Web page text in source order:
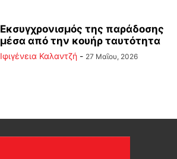
Εκσυγχρονισμός της παράδοσης
μέσα από την κουήρ ταυτότητα
Ιφιγένεια Καλαντζή - 27 Μαΐου, 2026